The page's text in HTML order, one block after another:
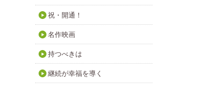
祝・開通！
名作映画
持つべきは
継続が幸福を導く